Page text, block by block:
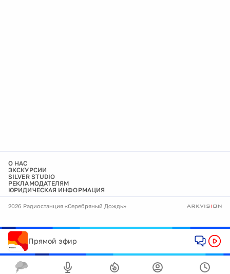
О НАС
ЭКСКУРСИИ
SILVER STUDIO
РЕКЛАМОДАТЕЛЯМ
ЮРИДИЧЕСКАЯ ИНФОРМАЦИЯ
2026 Радиостанция «Серебряный Дождь»
Прямой эфир